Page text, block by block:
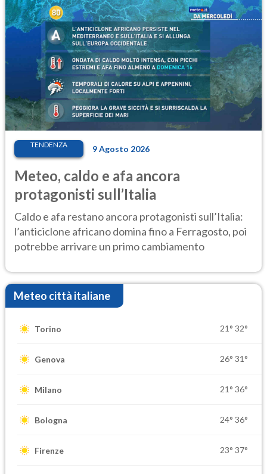
TENDENZA 9 Agosto 2026
Meteo, caldo e afa ancora
protagonisti sull’Italia
Caldo e afa restano ancora protagonisti sull’Italia:
l’anticiclone africano domina fino a Ferragosto, poi
potrebbe arrivare un primo cambiamento
Meteo città italiane
Torino 21° 32°
Genova 26° 31°
Milano 21° 36°
Bologna 24° 36°
Firenze 23° 37°